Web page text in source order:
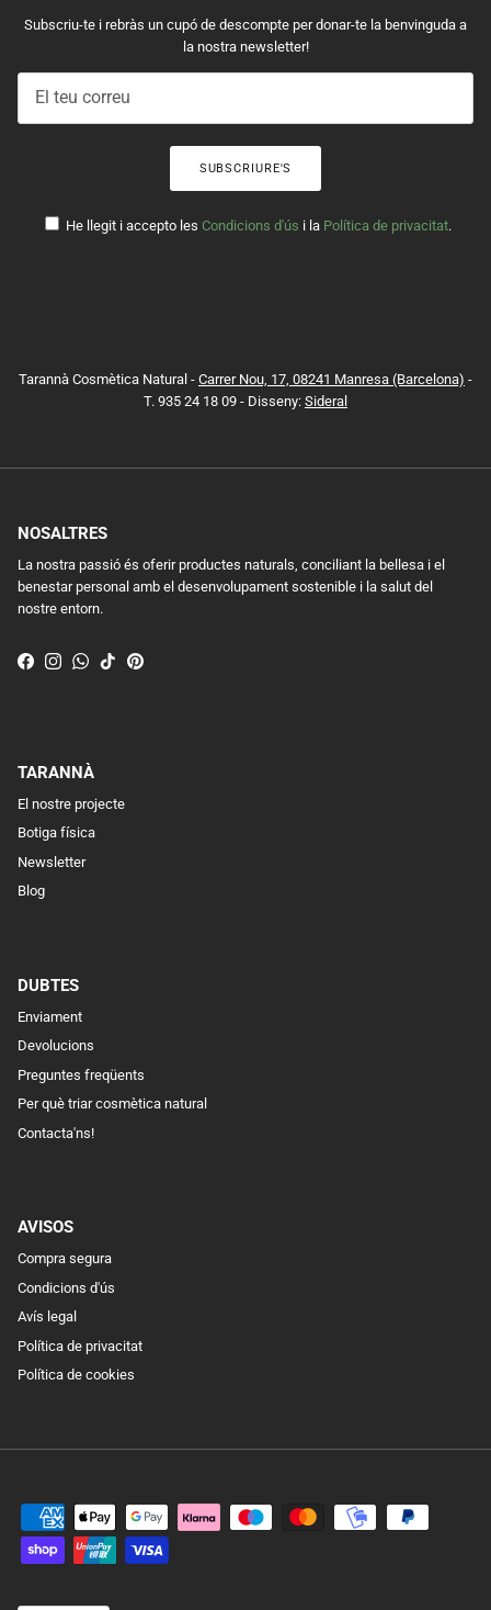
Subscriu-te i rebràs un cupó de descompte per donar-te la benvinguda a
la nostra newsletter!
SUBSCRIURE'S
He llegit i accepto les Condicions d'ús i la Política de privacitat.
Tarannà Cosmètica Natural - Carrer Nou, 17, 08241 Manresa (Barcelona) -
T. 935 24 18 09 - Disseny: Sideral
NOSALTRES
La nostra passió és oferir productes naturals, conciliant la bellesa i el
benestar personal amb el desenvolupament sostenible i la salut del
nostre entorn.
Facebook
Instagram
WhatsApp
TikTokPinterest
TARANNÀ
El nostre projecte
Botiga física
Newsletter
Blog
DUBTES
Enviament
Devolucions
Preguntes freqüents
Per què triar cosmètica natural
Contacta'ns!
AVISOS
Compra segura
Condicions d'ús
Avís legal
Política de privacitat
Política de cookies